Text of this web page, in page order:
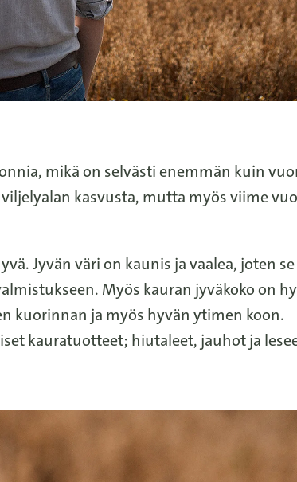
mikä on selvästi enemmän kuin
kasvusta, mutta myös viime
Jyvän väri on kaunis ja vaalea, joten se
Myös kauran jyväkoko on
kuorinnan ja myös hyvän ytimen koon.
kauratuotteet; hiutaleet, jauhot ja